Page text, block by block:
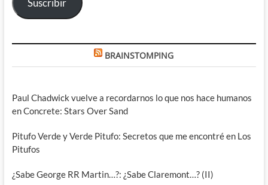
Suscribir
BRAINSTOMPING
Paul Chadwick vuelve a recordarnos lo que nos hace humanos
en Concrete: Stars Over Sand
Pitufo Verde y Verde Pitufo: Secretos que me encontré en Los
Pitufos
¿Sabe George RR Martin…?: ¿Sabe Claremont…? (II)